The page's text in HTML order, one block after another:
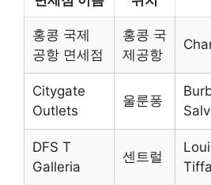
홍콩 국제
공항 면세점
홍콩 국
제공항
Citygate
Outlets
울룬퐁
DFS T
Galleria
센트럴